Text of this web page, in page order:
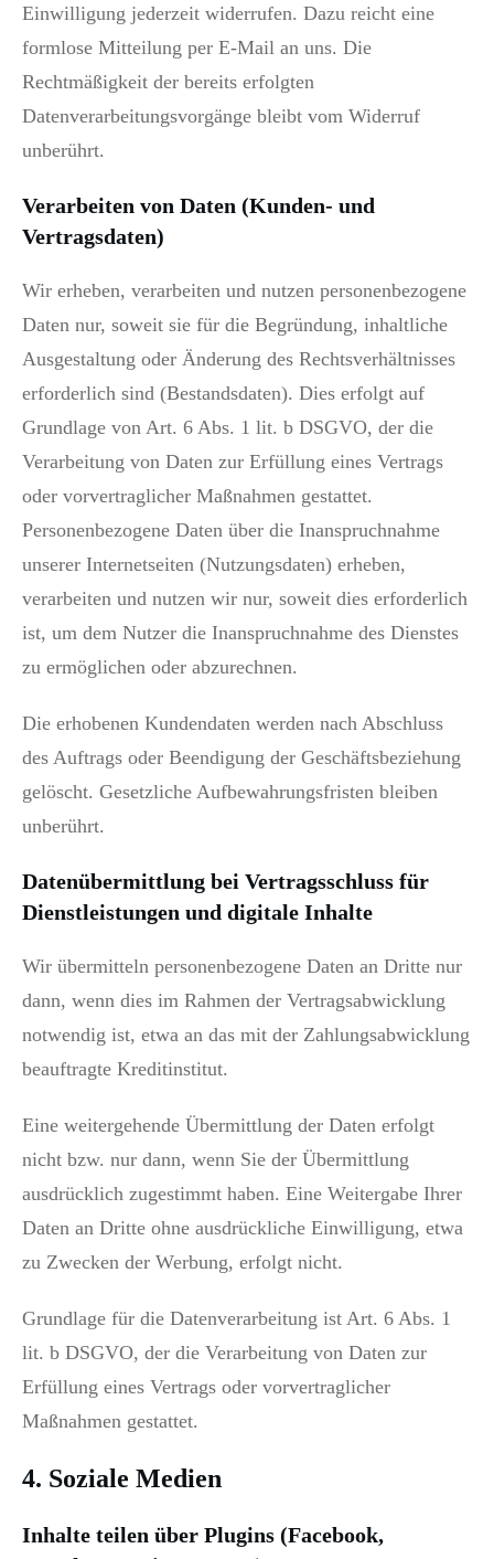
Einwilligung jederzeit widerrufen. Dazu reicht eine
formlose Mitteilung per E-Mail an uns. Die
Rechtmäßigkeit der bereits erfolgten
Datenverarbeitungsvorgänge bleibt vom Widerruf
unberührt.
Verarbeiten von Daten (Kunden- und
Vertragsdaten)
Wir erheben, verarbeiten und nutzen personenbezogene
Daten nur, soweit sie für die Begründung, inhaltliche
Ausgestaltung oder Änderung des Rechtsverhältnisses
erforderlich sind (Bestandsdaten). Dies erfolgt auf
Grundlage von Art. 6 Abs. 1 lit. b DSGVO, der die
Verarbeitung von Daten zur Erfüllung eines Vertrags
oder vorvertraglicher Maßnahmen gestattet.
Personenbezogene Daten über die Inanspruchnahme
unserer Internetseiten (Nutzungsdaten) erheben,
verarbeiten und nutzen wir nur, soweit dies erforderlich
ist, um dem Nutzer die Inanspruchnahme des Dienstes
zu ermöglichen oder abzurechnen.
Die erhobenen Kundendaten werden nach Abschluss
des Auftrags oder Beendigung der Geschäftsbeziehung
gelöscht. Gesetzliche Aufbewahrungsfristen bleiben
unberührt.
Datenübermittlung bei Vertragsschluss für
Dienstleistungen und digitale Inhalte
Wir übermitteln personenbezogene Daten an Dritte nur
dann, wenn dies im Rahmen der Vertragsabwicklung
notwendig ist, etwa an das mit der Zahlungsabwicklung
beauftragte Kreditinstitut.
Eine weitergehende Übermittlung der Daten erfolgt
nicht bzw. nur dann, wenn Sie der Übermittlung
ausdrücklich zugestimmt haben. Eine Weitergabe Ihrer
Daten an Dritte ohne ausdrückliche Einwilligung, etwa
zu Zwecken der Werbung, erfolgt nicht.
Grundlage für die Datenverarbeitung ist Art. 6 Abs. 1
lit. b DSGVO, der die Verarbeitung von Daten zur
Erfüllung eines Vertrags oder vorvertraglicher
Maßnahmen gestattet.
4. Soziale Medien
Inhalte teilen über Plugins (Facebook,